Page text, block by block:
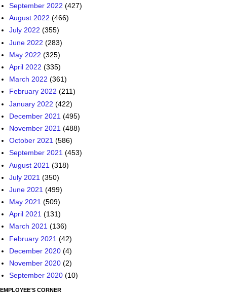
September 2022 (427)
August 2022 (466)
July 2022 (355)
June 2022 (283)
May 2022 (325)
April 2022 (335)
March 2022 (361)
February 2022 (211)
January 2022 (422)
December 2021 (495)
November 2021 (488)
October 2021 (586)
September 2021 (453)
August 2021 (318)
July 2021 (350)
June 2021 (499)
May 2021 (509)
April 2021 (131)
March 2021 (136)
February 2021 (42)
December 2020 (4)
November 2020 (2)
September 2020 (10)
EMPLOYEE'S CORNER